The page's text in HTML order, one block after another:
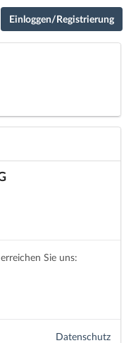
Einloggen/Registrierung
Sie uns:
Datenschutz